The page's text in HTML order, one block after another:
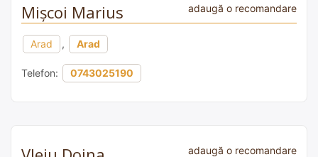
Mișcoi Marius adaugă o recomandare
Arad , Arad
Telefon: 0743025190
adaugă o recomandare